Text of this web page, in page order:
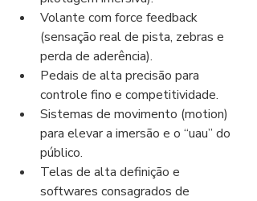
Volante com force feedback
(sensação real de pista, zebras e
perda de aderência).
Pedais de alta precisão para
controle fino e competitividade.
Sistemas de movimento (motion)
para elevar a imersão e o “uau” do
público.
Telas de alta definição e
softwares consagrados de